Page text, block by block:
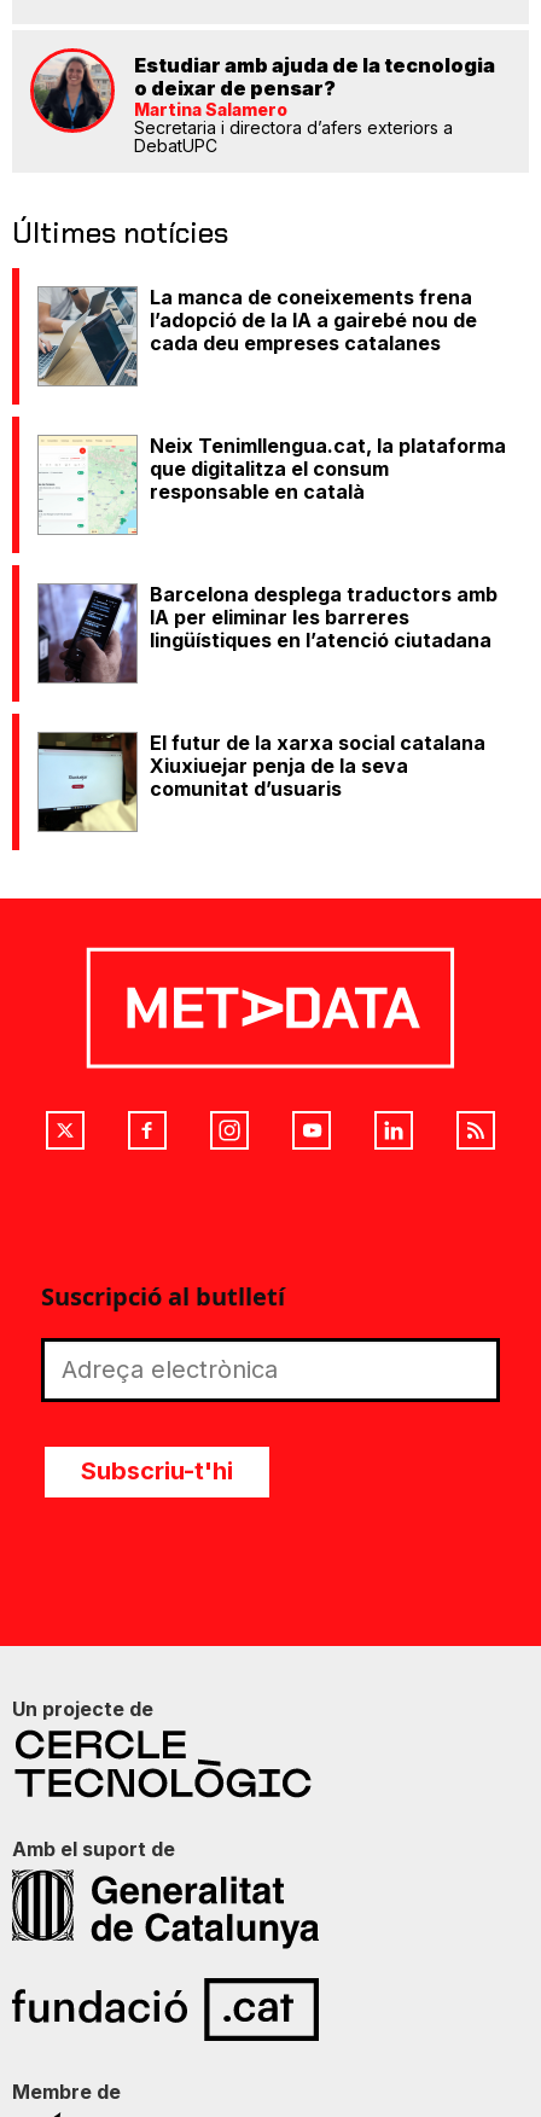
Estudiar amb ajuda de la tecnologia
o deixar de pensar?
Martina Salamero
Secretaria i directora d’afers exteriors a
DebatUPC
Últimes notícies
La manca de coneixements frena
l’adopció de la IA a gairebé nou de
cada deu empreses catalanes
Neix Tenimllengua.cat, la plataforma
que digitalitza el consum
responsable en català
Barcelona desplega traductors amb
IA per eliminar les barreres
lingüístiques en l’atenció ciutadana
El futur de la xarxa social catalana
Xiuxiuejar penja de la seva
comunitat d’usuaris
Suscripció al butlletí
Subscriu-t'hi
Un projecte de
Amb el suport de
Membre de